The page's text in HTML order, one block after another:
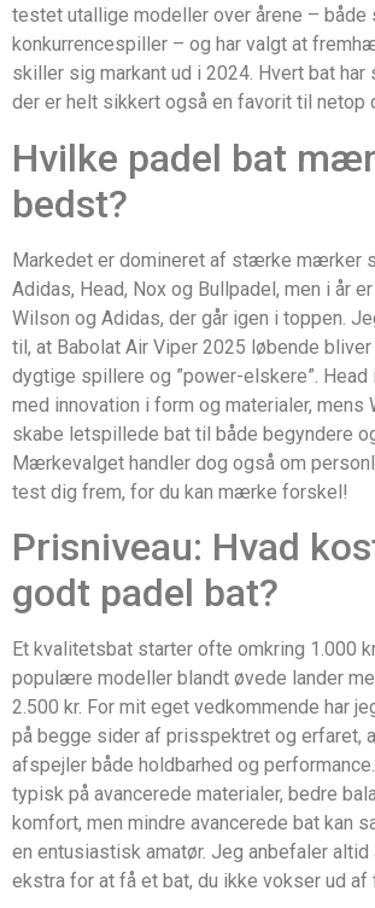
testet utallige modeller over årene – både
konkurrencespiller – og har valgt at
skiller sig markant ud i 2024. Hvert bat har
der er helt sikkert også en favorit til netop
Hvilke padel bat
bedst?
Markedet er domineret af stærke mærker
Adidas, Head, Nox og Bullpadel, men i år
Wilson og Adidas, der går igen i toppen.
til, at Babolat Air Viper 2025 løbende
dygtige spillere og ”power-elskere”.
med innovation i form og materialer, mens
skabe letspillede bat til både begyndere
Mærkevalget handler dog også om
test dig frem, for du kan mærke forskel!
Prisniveau: Hvad
godt padel bat?
Et kvalitetsbat starter ofte omkring 1.000
populære modeller blandt øvede lander
2.500 kr. For mit eget vedkommende har
på begge sider af prisspektret og erfaret,
afspejler både holdbarhed og
typisk på avancerede materialer, bedre
komfort, men mindre avancerede bat kan
en entusiastisk amatør. Jeg anbefaler
ekstra for at få et bat, du ikke vokser ud af